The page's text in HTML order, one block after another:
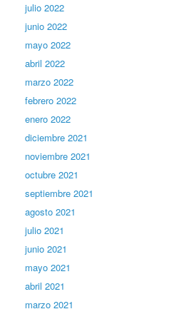
julio 2022
junio 2022
mayo 2022
abril 2022
marzo 2022
febrero 2022
enero 2022
diciembre 2021
noviembre 2021
octubre 2021
septiembre 2021
agosto 2021
julio 2021
junio 2021
mayo 2021
abril 2021
marzo 2021